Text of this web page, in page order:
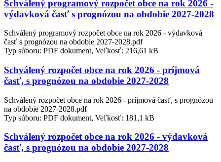
Schválený programový rozpočet obce na rok 2026 -
výdavková časť s prognózou na obdobie 2027-2028
Schválený programový rozpočet obce na rok 2026 - výdavková
časť s prognózou na obdobie 2027-2028.pdf
Typ súboru: PDF dokument, Veľkosť: 216,61 kB
Schválený rozpočet obce na rok 2026 - príjmová
časť, s prognózou na obdobie 2027-2028
Schválený rozpočet obce na rok 2026 - príjmová časť, s prognózou
na obdobie 2027-2028.pdf
Typ súboru: PDF dokument, Veľkosť: 181,1 kB
Schválený rozpočet obce na rok 2026 - výdavková
časť, s prognózou na obdobie 2027-2028